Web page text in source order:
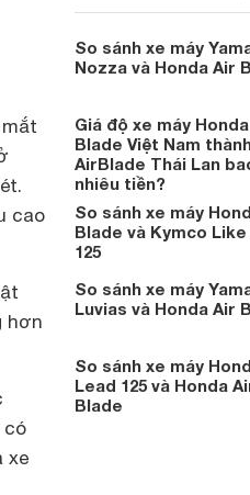
cao
hơn
có
xe
nhân nào khiến xe
So sánh xe máy
Nozza và Honda Air
Giá độ xe máy
Blade Việt Nam
AirBlade Thái Lan
nhiêu tiền?
So sánh xe máy
Blade và Kymco Like
125
So sánh xe máy
Luvias và Honda Air
So sánh xe máy
Lead 125 và Honda
Blade